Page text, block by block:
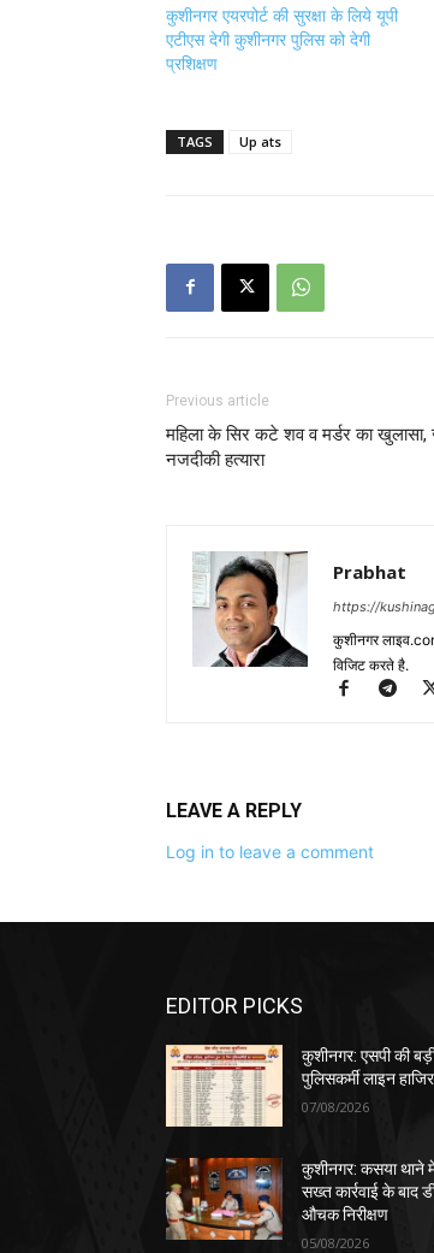
कुशीनगर एयरपोर्ट की सुरक्षा के लिये यूपी
एटीएस देगी कुशीनगर पुलिस को देगी
प्रशिक्षण
TAGS Up ats
Previous article
महिला के सिर कटे शव व मर्डर का
नजदीकी हत्यारा
Prabhat
https://
कुशीनगर
विजिट करते है.
LEAVE A REPLY
Log in to leave a comment
EDITOR PICKS
कुशीनगर: एसपी की
पुलिसकर्मी लाइन हाजिर
07/08/2026
कुशीनगर: कसया थाने में
सख्त कार्रवाई के बाद
औचक निरीक्षण
05/08/2026